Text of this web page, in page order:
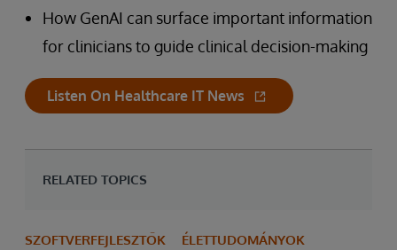
How GenAI can surface important information
for clinicians to guide clinical decision-making
Listen On Healthcare IT News
RELATED TOPICS
SZOFTVERFEJLESZTŐK ÉLETTUDOMÁNYOK